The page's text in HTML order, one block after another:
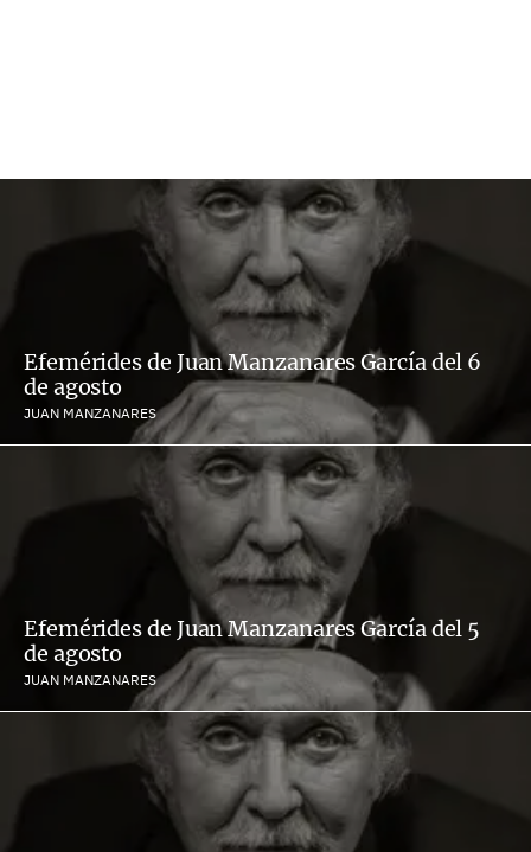
Efemérides de Juan Manzanares García del 6
de agosto
JUAN MANZANARES
Efemérides de Juan Manzanares García del 5
de agosto
JUAN MANZANARES